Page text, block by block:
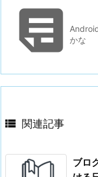
かな
 関連記事
ブロ